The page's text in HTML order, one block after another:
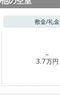
敷金/礼金
－
3.7万円